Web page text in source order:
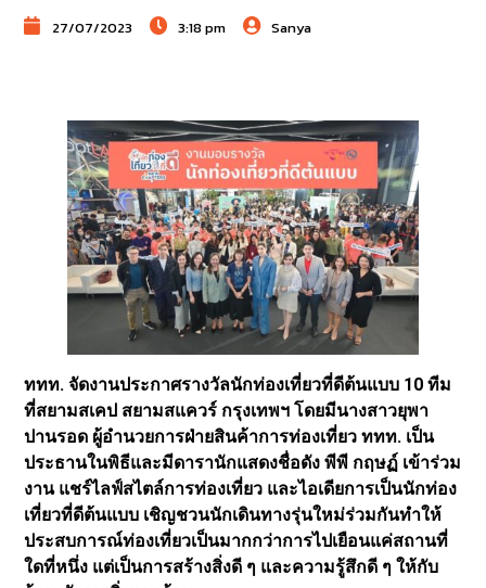
27/07/2023 3:18 pm Sanya
ททท. จัดงานประกาศรางวัลนักท่องเที่ยวที่ดีต้นแบบ 10 ทีม
ที่สยามสเคป สยามสแควร์ กรุงเทพฯ โดยมีนางสาวยุพา
ปานรอด ผู้อำนวยการฝ่ายสินค้าการท่องเที่ยว ททท. เป็น
ประธานในพิธีและมีดารานักแสดงชื่อดัง พีพี กฤษฏ์ เข้าร่วม
งาน แชร์ไลฟ์สไตล์การท่องเที่ยว และไอเดียการเป็นนักท่อง
เที่ยวที่ดีต้นแบบ เชิญชวนนักเดินทางรุ่นใหม่ร่วมกันทำให้
ประสบการณ์ท่องเที่ยวเป็นมากกว่าการไปเยือนแค่สถานที่
ใดที่หนึ่ง แต่เป็นการสร้างสิ่งดี ๆ และความรู้สึกดี ๆ ให้กับ